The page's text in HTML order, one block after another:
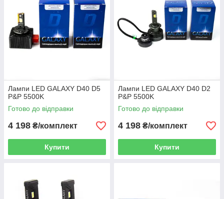
Лампи LED GALAXY D40 D5
P&P 5500K
Готово до відправки
4 198 ₴/комплект
Купити
Лампи LED GALAXY D40 D2
P&P 5500K
Готово до відправки
4 198 ₴/комплект
Купити